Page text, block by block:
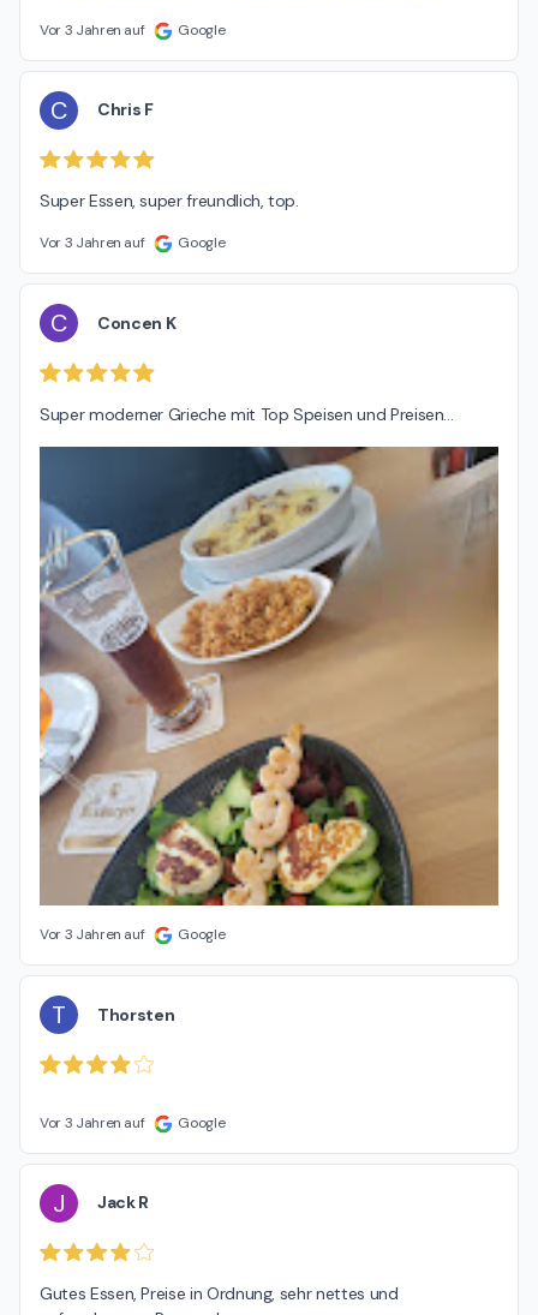
Vor 3 Jahren auf Google
C Chris F
Super Essen, super freundlich, top.
Vor 3 Jahren auf Google
C Concen K
Super moderner Grieche mit Top Speisen und Preisen...
Vor 3 Jahren auf Google
T Thorsten
Vor 3 Jahren auf Google
J Jack R
Gutes Essen, Preise in Ordnung, sehr nettes und